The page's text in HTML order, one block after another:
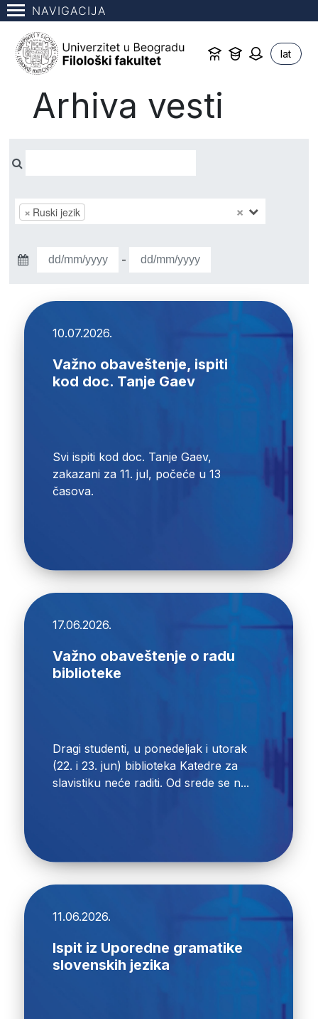
NAVIGACIJA
lat
Arhiva vesti
×
× Ruski jezik
-
10.07.2026.
Važno obaveštenje, ispiti
kod doc. Tanje Gaev
Svi ispiti kod doc. Tanje Gaev,
zakazani za 11. jul, počeće u 13
časova.
17.06.2026.
Važno obaveštenje o radu
biblioteke
Dragi studenti, u ponedeljak i utorak
(22. i 23. jun) biblioteka Katedre za
slavistiku neće raditi. Od srede se n...
11.06.2026.
Ispit iz Uporedne gramatike
slovenskih jezika